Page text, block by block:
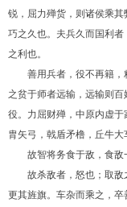
锐，屈力殚货，则诸侯乘
巧之久也。夫兵久而国利
之利也。
善用兵者，役不再籍
之贫于师者远输，远输则
役。力屈财殚，中原内虚
胄矢弓，戟盾矛橹，丘牛大
故智将务食于敌，食敌
故杀敌者，怒也；取
更其旌旗。车杂而乘之，卒